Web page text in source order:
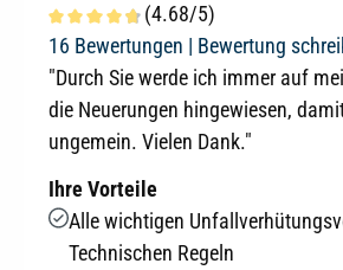
Durchschnittliche Bewertung von 4.6 von 5
(4.68/5)
16 Bewertungen | Bewertung
"Durch Sie werde ich immer auf
die Neuerungen hingewiesen,
ungemein. Vielen Dank."
Ihre Vorteile
Alle wichtigen
Technischen Regeln